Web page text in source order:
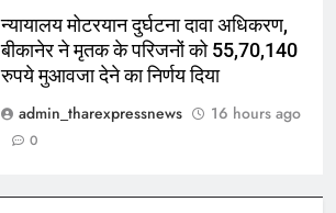
न्यायालय मोटरयान दुर्घटना दावा अधिकरण,
बीकानेर ने मृतक के परिजनों को 55,70,140
रुपये मुआवजा देने का निर्णय दिया
admin_tharexpressnews
16 hours ago
0